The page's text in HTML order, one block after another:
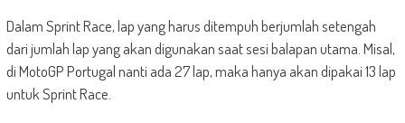
Dalam Sprint Race, lap yang harus ditempuh berjumlah setengah
dari jumlah lap yang akan digunakan saat sesi balapan utama. Misal,
di MotoGP Portugal nanti ada 27 lap, maka hanya akan dipakai 13 lap
untuk Sprint Race.